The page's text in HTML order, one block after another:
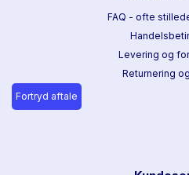
FAQ - ofte
Levering og
Returnering
Fortryd aftale